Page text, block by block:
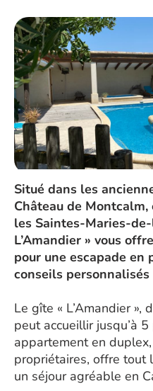
Situé dans les
Château de
les Saintes-Maries-
L’Amandier » vous
pour une escapade en
conseils
Le gîte « L’Amandier »,
peut accueillir jusqu’à
appartement en
propriétaires, offre tout
un séjour agréable en